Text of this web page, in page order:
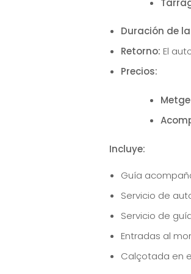
Duración de
Retorno: El
Precios:
Incluye:
Guía
Servicio de
Servicio de
Entradas al
Calçotada en